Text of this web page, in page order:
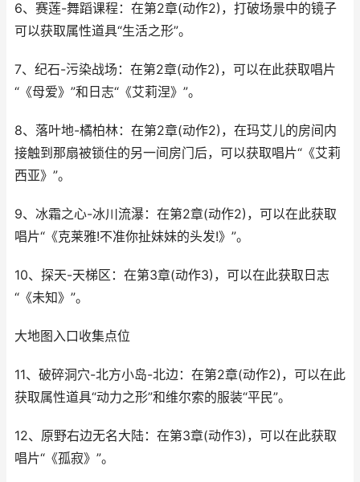
6、赛莲-舞蹈课程：在第2章(动作2)，打破场景中的镜子
可以获取属性道具“生活之形”。
7、纪石-污染战场：在第2章(动作2)，可以在此获取唱片
“《母爱》”和日志“《艾莉涅》”。
8、落叶地-橘柏林：在第2章(动作2)，在玛艾儿的房间内
接触到那扇被锁住的另一间房门后，可以获取唱片“《艾莉
西亚》”。
9、冰霜之心-冰川流瀑：在第2章(动作2)，可以在此获取
唱片“《克莱雅!不准你扯妹妹的头发!》”。
10、探天-天梯区：在第3章(动作3)，可以在此获取日志
“《未知》”。
大地图入口收集点位
11、破碎洞穴-北方小岛-北边：在第2章(动作2)，可以在此
获取属性道具“动力之形”和维尔索的服装“平民”。
12、原野右边无名大陆：在第3章(动作3)，可以在此获取
唱片“《孤寂》”。